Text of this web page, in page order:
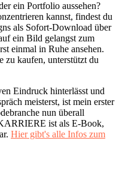
ein Portfolio aussehen?
kannst, findest du
als Sofort-Download über
ein Bild gelangst zum
einmal in Ruhe ansehen.
zu kaufen, unterstützt du
Eindruck hinterlässt und
meisterst, ist mein erster
nun überall
ist als E-Book,
Hier gibt's alle Infos zum